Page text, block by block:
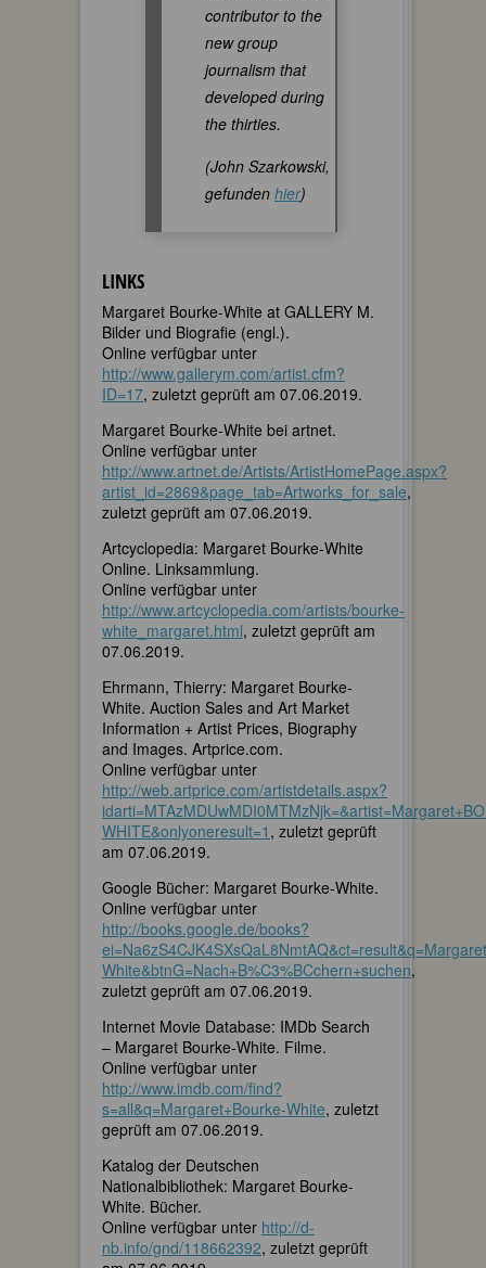
contributor to the
new group
journalism that
developed during
the thirties.
(John Szarkowski,
gefunden hier)
LINKS
Margaret Bourke-White at GALLERY M.
Bilder und Biografie (engl.).
Online verfügbar unter
http://www.gallerym.com/artist.cfm?
ID=17, zuletzt geprüft am 07.06.2019.
Margaret Bourke-White bei artnet.
Online verfügbar unter
http://www.artnet.de/Artists/ArtistHomePage.aspx?
artist_id=2869&page_tab=Artworks_for_sale,
zuletzt geprüft am 07.06.2019.
Artcyclopedia: Margaret Bourke-White
Online. Linksammlung.
Online verfügbar unter
http://www.artcyclopedia.com/artists/bourke-
white_margaret.html, zuletzt geprüft am
07.06.2019.
Ehrmann, Thierry: Margaret Bourke-
White. Auction Sales and Art Market
Information + Artist Prices, Biography
and Images. Artprice.com.
Online verfügbar unter
http://web.artprice.com/artistdetails.aspx?
WHITE&onlyoneresult=1 , zuletzt geprüft
am 07.06.2019.
Google Bücher: Margaret Bourke-White.
Online verfügbar unter
http://books.google.de/books?
White&btnG=Nach+B%C3%BCchern+suchen,
zuletzt geprüft am 07.06.2019.
Internet Movie Database: IMDb Search
– Margaret Bourke-White. Filme.
Online verfügbar unter
http://www.imdb.com/find?
s=all&q=Margaret+Bourke-White, zuletzt
geprüft am 07.06.2019.
Katalog der Deutschen
Nationalbibliothek: Margaret Bourke-
White. Bücher.
Online verfügbar unter http://d-
nb.info/gnd/118662392, zuletzt geprüft